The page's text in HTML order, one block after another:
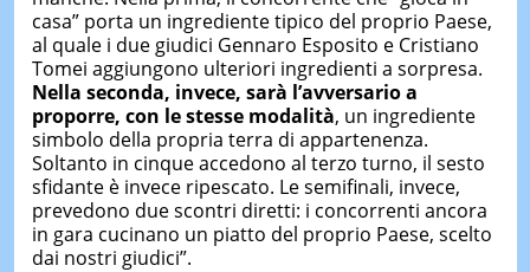
casa” porta un ingrediente tipico del proprio Paese,
al quale i due giudici Gennaro Esposito e Cristiano
Tomei aggiungono ulteriori ingredienti a sorpresa.
Nella seconda, invece, sarà l’avversario a
proporre, con le stesse modalità, un ingrediente
simbolo della propria terra di appartenenza.
Soltanto in cinque accedono al terzo turno, il sesto
sfidante è invece ripescato. Le semifinali, invece,
prevedono due scontri diretti: i concorrenti ancora
in gara cucinano un piatto del proprio Paese, scelto
dai nostri giudici”.